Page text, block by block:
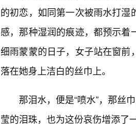
的初恋，如同第一次被雨水打
感，那种湿润的痕迹，都预示
细雨蒙蒙的日子，女子站在窗前
落在她身上洁白的丝巾上。
那泪水，便是“喷水”，那丝
莹的泪珠，也为这份哀伤增添了